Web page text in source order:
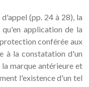
(pp. 24 à 28), la
application de la
conférée aux
à la constatation d'un
marque antérieure et
l'existence d'un tel